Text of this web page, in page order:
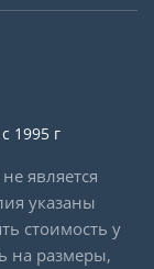
1995 г
является
указаны
стоимость у
на размеры,